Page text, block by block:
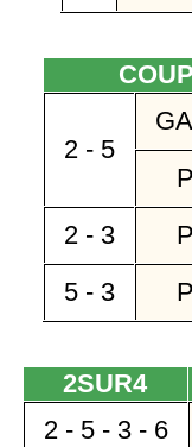
2 - 5
2 - 3
5 - 3
2SUR4
2 - 5 - 3 - 6